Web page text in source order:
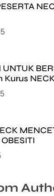
UNTUK
Kurus